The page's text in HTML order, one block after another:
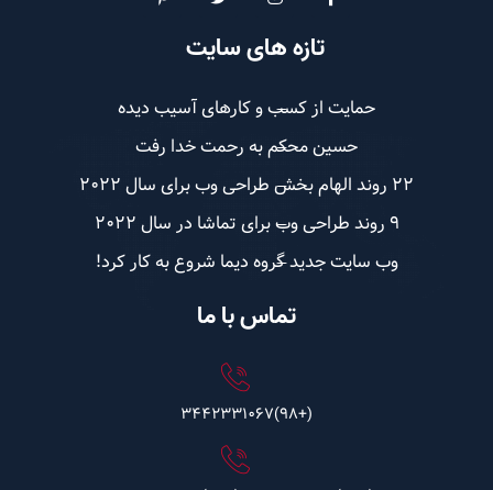
تازه های سایت
حمایت از کسب و کارهای آسیب دیده
حسین محکم به رحمت خدا رفت
22 روند الهام بخش طراحی وب برای سال 2022
9 روند طراحی وب برای تماشا در سال 2022
وب سایت جدید گروه دیما شروع به کار کرد!
تماس با ما
(+98)3442331067